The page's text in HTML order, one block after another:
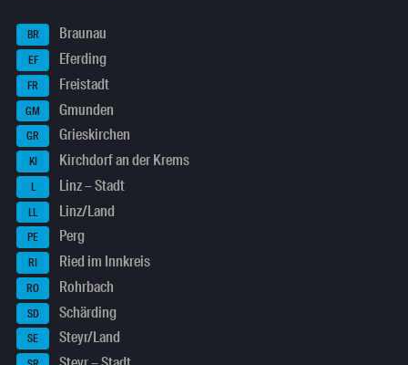
BR Braunau
EF Eferding
FR Freistadt
GM Gmunden
GR Grieskirchen
KI Kirchdorf an der Krems
L Linz – Stadt
LL Linz/Land
PE Perg
RI Ried im Innkreis
RO Rohrbach
SD Schärding
SE Steyr/Land